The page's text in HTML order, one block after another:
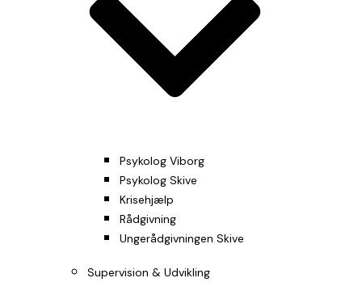
Psykolog Viborg
Psykolog Skive
Krisehjælp
Rådgivning
Ungerådgivningen Skive
Supervision & Udvikling